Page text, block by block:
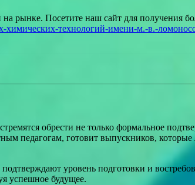
рынке. Посетите наш сайт для получения
химических-технологий-имени-м.-в.-
обрести не только формальное
педагогам, готовит выпускников,
уровень подготовки и
успешное будущее.